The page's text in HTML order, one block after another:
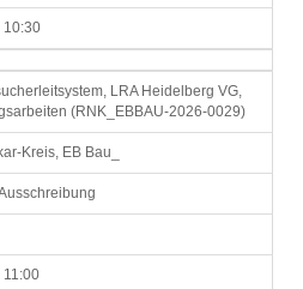
10:30
LRA Heidelberg VG,
(RNK_EBBAU-2026-0029)
Kreis, EB Bau_